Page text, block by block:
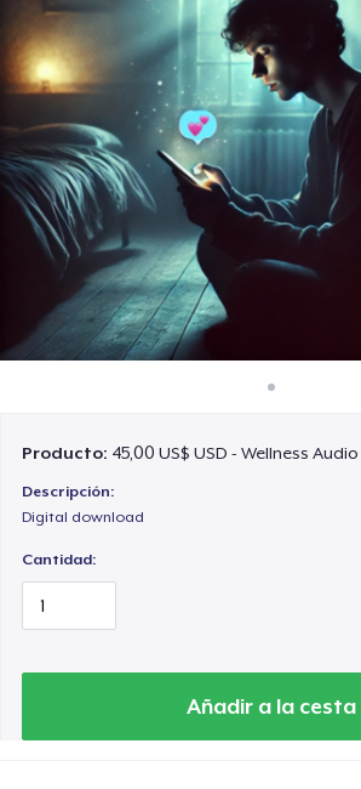
Venda en todas partes
Venda lo que sea
Producto: 45,00 US$ USD - Wellness
Descripción:
Digital download
Cantidad:
Añadir a la cesta